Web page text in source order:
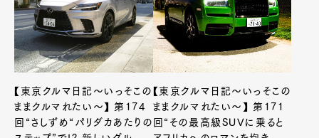
【東京クルマ日記〜いっそこの
ままクルマれたい〜】 第174
回“さしずめ“パリダカあたりの
【東京クルマ日記〜いっそこの
ままクルマれたい〜】 第171
回“その最高級SUVに乗ると